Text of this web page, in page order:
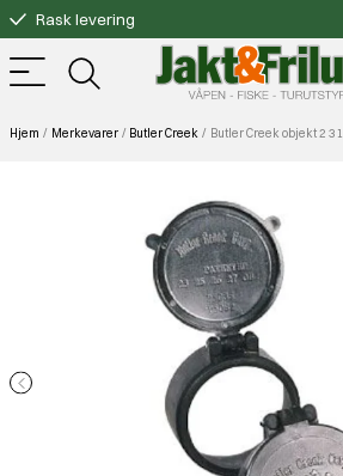
Rask levering
Gratis bytte
Fri frakt over 3000.-
Hjem Merkevarer Butler Creek Butler Creek objekt 2 31